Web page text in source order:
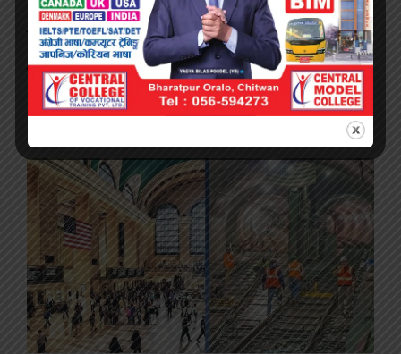
स्टेशन, जहाँ ४४ ट्रेन एकैपटक
रोकिन सक्छन्
३ वर्ष अघि byजानकारी नेपाल